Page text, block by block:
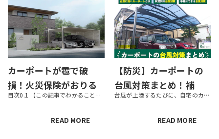
カーポートが雹で破
損！火災保険がおりる
条件＆愛車を守る3つの
目次0.1 【この記事でわかること】1 そもそも雹（ひょう）が降る条件とは？1.1 雹が降りやすいのは5月から6月の初夏や10月1.2 雹の落下速度は時速100km以上にも1.3 雹被害は北日本や東日本に多い2 雹でカー...
READ MORE
【防災】カーポートの
台風対策まとめ！補
強・対処法やロープの台風が上陸するたびに、自宅のカーポートが飛ばされるのではないのかと不安に思う人もいるのではないでしょうか。そのため、この記事ではカーポートの台風対策について紹介します。気軽にできるプチリフォームのようなものも紹介しますの...
READ MORE